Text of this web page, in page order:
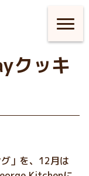
クッキ
」を、12月は